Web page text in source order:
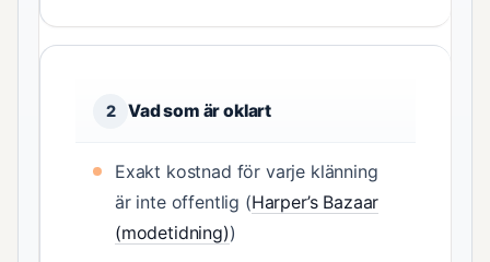
2 Vad som är oklart
Exakt kostnad för varje klänning
är inte offentlig (Harper’s Bazaar
(modetidning))